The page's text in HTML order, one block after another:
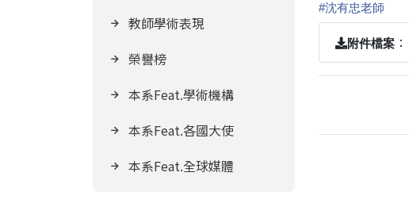
教師學術表現
榮譽榜
本系Feat.學術機構
本系Feat.各國大使
本系Feat.全球媒體
#沈有忠老師
附件檔案 ：